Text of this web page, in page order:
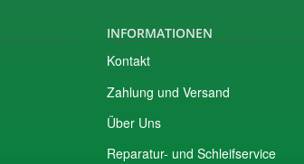
INFORMATIONEN
Kontakt
Zahlung und Versand
Über Uns
Reparatur- und Schleifservice